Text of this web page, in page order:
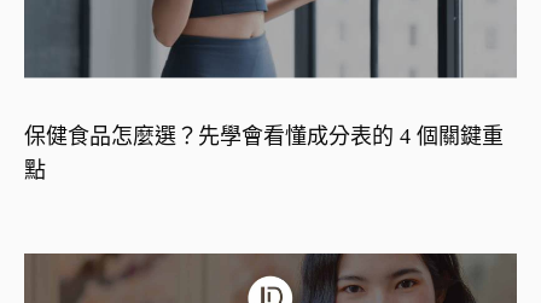
保健食品怎麼選？先學會看懂成分表的 4 個關鍵重
點